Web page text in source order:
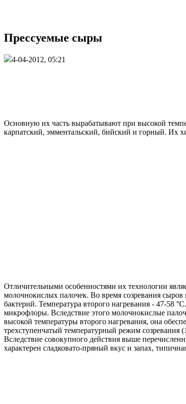
Прессуемые сыры
4-04-2012, 05:21
Основную их часть вырабатывают при высокой
карпатский, эмментальский, бийский и горный. Их
Отличительными особенностями их технологии
молочнокислых палочек. Во время созревания
бактерий. Температура второго нагревания - 47-58
микрофлоры. Вследствие этого молочнокислые
высокой температуры второго нагревания, она
трехступенчатый температурный режим созревания
Вследствие совокупного действия выше
характерен сладковато-пряный вкус и запах,